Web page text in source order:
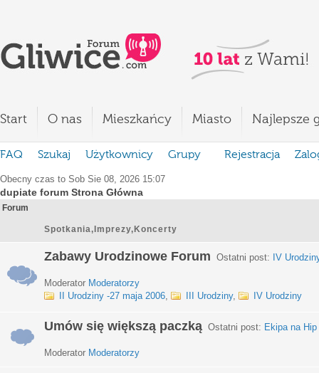
Start O nas Mieszkańcy Miasto Najlepsze
FAQ Szukaj Użytkownicy Grupy Rejestracja
Obecny czas to Sob Sie 08, 2026 15:07
dupiate forum Strona Główna
Forum
Spotkania,Imprezy,Koncerty
Zabawy Urodzinowe Forum Ostatni post: IV
Moderator Moderatorzy
II Urodziny -27 maja 2006, III Urodziny, IV Urodziny
Umów się większą paczką Ostatni post: Ekipa na
Moderator Moderatorzy